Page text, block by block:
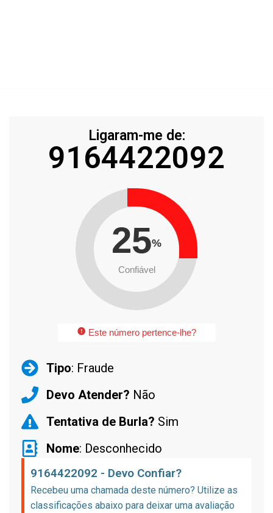
Ligaram-me de:
9164422092
25%
Confiável
Este número pertence-lhe?
Tipo: Fraude
Devo Atender? Não
Tentativa de Burla? Sim
Nome: Desconhecido
9164422092 - Devo Confiar?
Recebeu uma chamada deste número? Utilize as
classificações abaixo para deixar uma avaliação